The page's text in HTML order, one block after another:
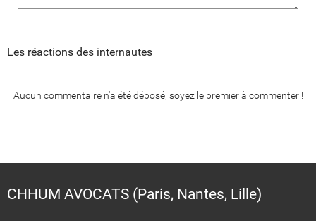
Les réactions des internautes
Aucun commentaire n'a été déposé, soyez le premier à commenter !
CHHUM AVOCATS (Paris, Nantes, Lille)